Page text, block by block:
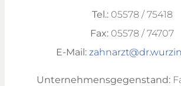
Tel.:05578 / 75418
Fax: 05578 / 74707
E-Mail:
Unternehmensgegenstand: